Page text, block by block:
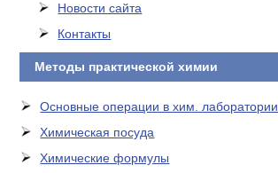
Новости сайта
Контакты
Методы практической химии
Основные операции в хим. лаборатории
Химическая посуда
Химические формулы